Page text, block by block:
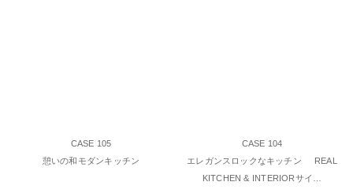
CASE 105
憩いの和モダンキッチン
CASE 104
エレガンスロックなキッチン REAL
KITCHEN & INTERIORサイ…